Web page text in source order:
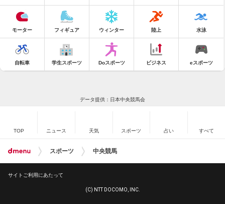
モーター フィギュア ウィンター 陸上 水泳
自転車 学生スポーツ Doスポーツ ビジネス eスポーツ
データ提供：日本中央競馬会
TOP ニュース 天気 スポーツ 占い すべて
スポーツ 中央競馬
サイトご利用にあたって
(C) NTT DOCOMO, INC.